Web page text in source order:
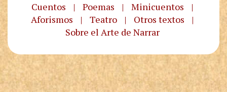
Cuentos | Poemas | Minicuentos
|
Aforismos
| Teatro | Otros textos
|
Sobre el Arte de Narrar